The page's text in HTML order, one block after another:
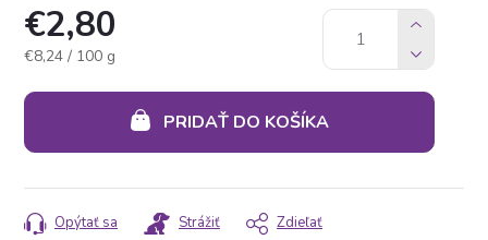
€2,80
Jednotková
€8,24 / 100 g
PRIDAŤ DO KOŠÍKA
Opýtať sa Strážiť Zdieľať